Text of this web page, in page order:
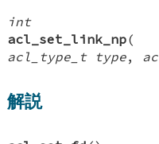
int
acl_set_link_np(
acl_type_t type,
解説